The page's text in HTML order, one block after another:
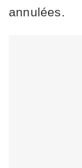
annulées.